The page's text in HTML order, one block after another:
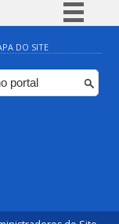
BR
DO SITE